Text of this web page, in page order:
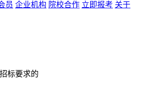
员 企业机构 院校合作 立即报考 关于
标要求的